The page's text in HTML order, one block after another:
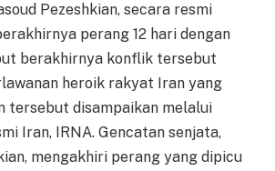
Pezeshkian, secara resmi
perang 12 hari dengan
berakhirnya konflik tersebut
heroik rakyat Iran yang
tersebut disampaikan melalui
Iran, IRNA. Gencatan senjata,
mengakhiri perang yang dipicu